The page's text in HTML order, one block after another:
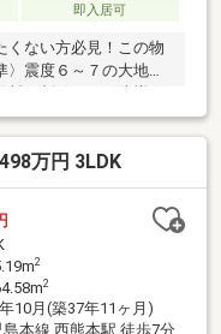
即入居可
くない方必見！この物
震度６～７の大地震
えない場所の安心」
年〉入居後の雨漏りな
。【内覧ツアー】 熊
めてご内覧いただけま
覧も柔軟に対応！物件
町』が全力でサポート
万円 3LDK
2
2
10月(築37年11ヶ月)
島本線 西熊本駅 徒歩7分